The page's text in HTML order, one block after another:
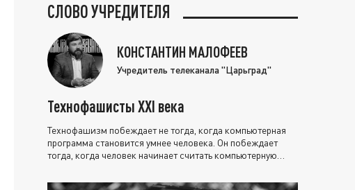
СЛОВО УЧРЕДИТЕЛЯ
КОНСТАНТИН МАЛОФЕЕВ
Учредитель телеканала "Царьград"
Технофашисты XXI века
Технофашизм побеждает не тогда, когда компьютерная
программа становится умнее человека. Он побеждает
тогда, когда человек начинает считать компьютерную